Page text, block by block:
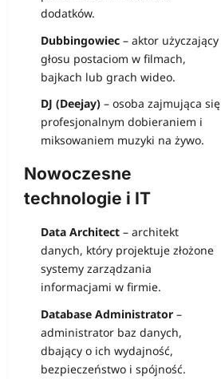
dodatków.
Dubbingowiec – aktor użyczający
głosu postaciom w filmach,
bajkach lub grach wideo.
DJ (Deejay) – osoba zajmująca się
profesjonalnym dobieraniem i
miksowaniem muzyki na żywo.
Nowoczesne
technologie i IT
Data Architect – architekt
danych, który projektuje złożone
systemy zarządzania
informacjami w firmie.
Database Administrator –
administrator baz danych,
dbający o ich wydajność,
bezpieczeństwo i spójność.